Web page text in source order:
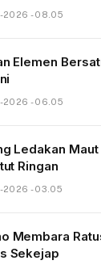
- 08.05
Elemen
- 06.05
Ledakan
Ringan
- 03.05
Membara
Sekejap